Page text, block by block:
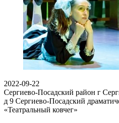
2022-09-22
Сергиево-Посадский район г
д 9 Сергиево-Посадский
«Театральный ковчег»